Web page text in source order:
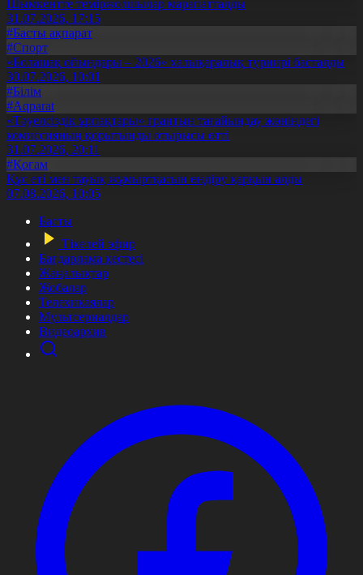
Шымкентте теміржолшылар марапатталды
31.07.2026, 17:15
#Басты ақпарат
#Спорт
«Болашақ ойындары – 2026» халықаралық турнирі басталды
30.07.2026, 10:01
#Білім
#Aqparat
«Тәуелсіздік ұрпақтары» грантын тағайындау жөніндегі
комиссияның қорытынды отырысы өтті
31.07.2026, 20:11
#Қоғам
Құс еті мен тауық жұмыртқасын өндіру қарқын алды
07.08.2026, 10:05
Басты
Тікелей эфир
Бағдарлама кестесі
Жаңалықтар
Жобалар
Телехикаялар
Мультсериалдар
Видеоархив